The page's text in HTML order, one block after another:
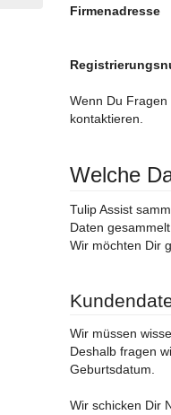
Firmenadresse
Wenn Du
kontaktieren.
Welche
Tulip Assist
Daten
Wir möchten Dir
Wir müssen
Deshalb fragen
Geburtsdatum.
Wir schicken Dir